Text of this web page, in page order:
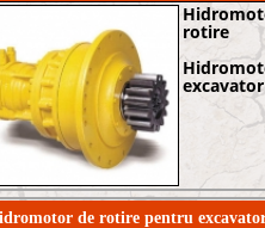
rotire
de rotire pentru